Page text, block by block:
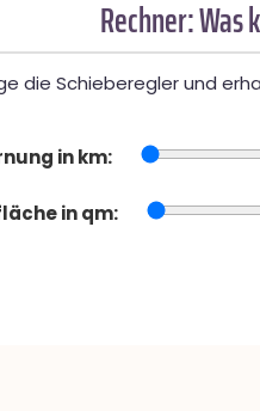
Rechner:
die Schieberegler und
in km:
in qm: